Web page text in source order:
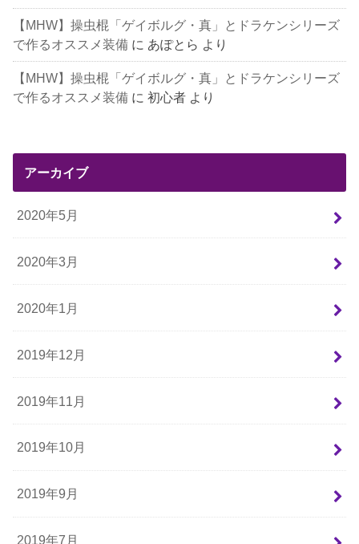
【MHW】操虫棍「ゲイボルグ・真」とドラケンシリーズ
で作るオススメ装備 に あぽとら より
【MHW】操虫棍「ゲイボルグ・真」とドラケンシリーズ
で作るオススメ装備 に初心者 より
アーカイブ
2020年5月
2020年3月
2020年1月
2019年12月
2019年11月
2019年10月
2019年9月
2019年7月